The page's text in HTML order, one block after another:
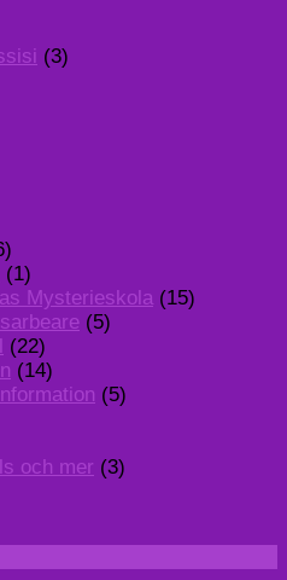
(3)
(1)
Mysterieskola (15)
(5)
(22)
(14)
(5)
och mer (3)